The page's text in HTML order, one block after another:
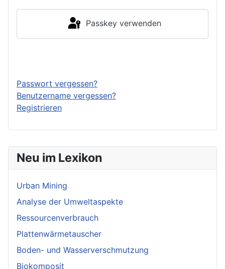
Neu im Lexikon
Urban Mining
Analyse der Umweltaspekte
Ressourcenverbrauch
Plattenwärmetauscher
Boden- und Wasserverschmutzung
Biokomposit
Passkey verwenden
Passwort vergessen?
Benutzername vergessen?
Registrieren